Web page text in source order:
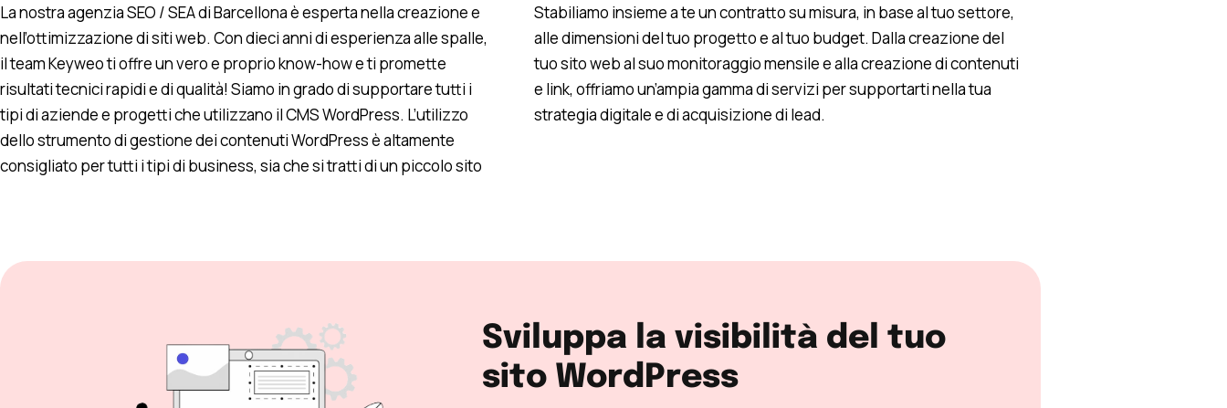
La nostra agenzia SEO / SEA di Barcellona è esperta nella creazione e
nell’ottimizzazione di siti web. Con dieci anni di esperienza alle spalle,
il team Keyweo ti offre un vero e proprio know-how e ti promette
risultati tecnici rapidi e di qualità! Siamo in grado di supportare tutti i
tipi di aziende e progetti che utilizzano il CMS WordPress. L’utilizzo
dello strumento di gestione dei contenuti WordPress è altamente
consigliato per tutti i tipi di business, sia che si tratti di un piccolo sito
Stabiliamo insieme a te un contratto su misura, in base al tuo settore,
alle dimensioni del tuo progetto e al tuo budget. Dalla creazione del
tuo sito web al suo monitoraggio mensile e alla creazione di contenuti
e link, offriamo un’ampia gamma di servizi per supportarti nella tua
strategia digitale e di acquisizione di lead.
Sviluppa la visibilità del tuo
sito WordPress